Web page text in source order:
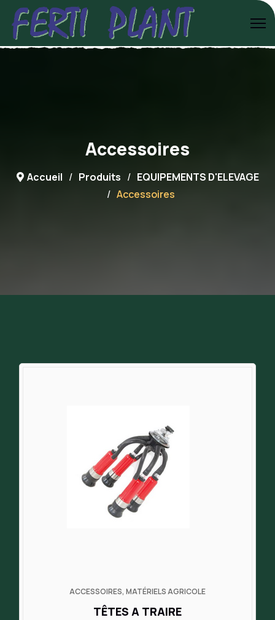
Accessoires
Accueil Produits
EQUIPEMENTS D'ELEVAGE
Accessoires
ACCESSOIRES, MATÉRIELS AGRICOLE
TÊTES A TRAIRE